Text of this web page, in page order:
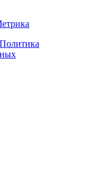
Политика